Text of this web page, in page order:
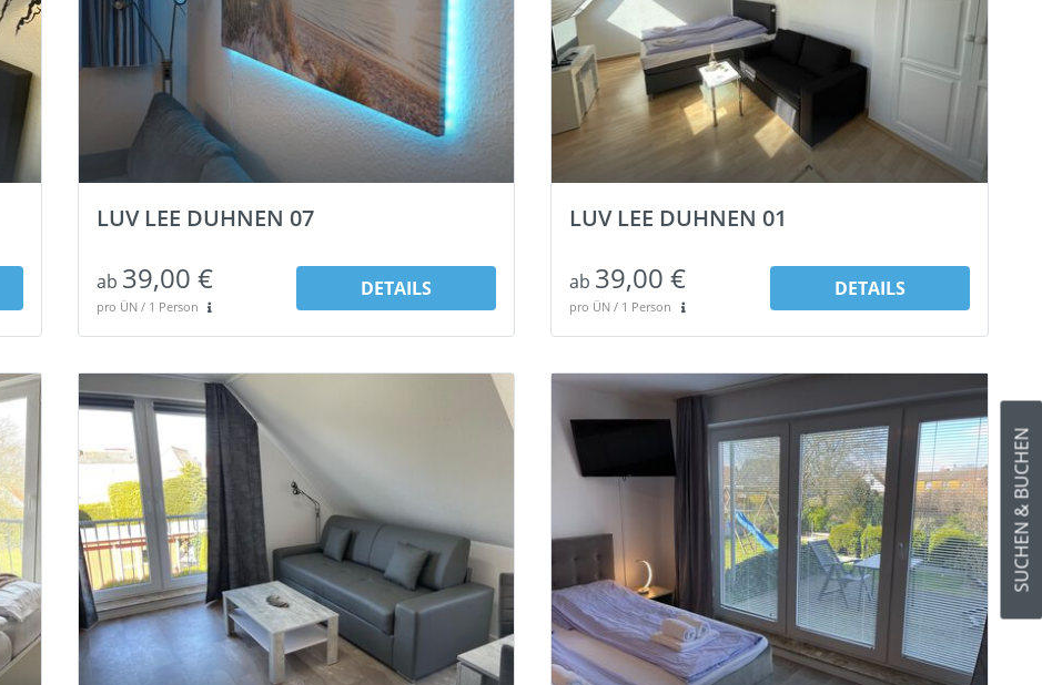
SUCHEN & BUCHEN
LUV LEE DUHNEN 07
ab 39,00 €
pro ÜN / 1 Person
DETAILS
LUV LEE DUHNEN 01
ab 39,00 €
pro ÜN / 1 Person
DETAILS